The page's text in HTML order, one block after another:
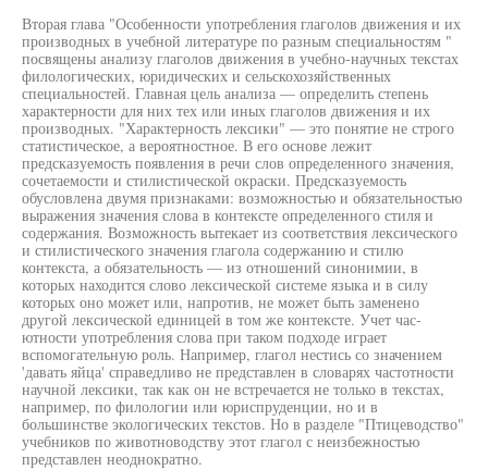
Вторая глава "Особенности употребления глаголов движения и их
производных в учебной литературе по разным специальностям "
посвящены анализу глаголов движения в учебно-научных текстах
филологических, юридических и сельскохозяйственных
специальностей. Главная цель анализа — определить степень
характерности для них тех или иных глаголов движения и их
производных. "Характерность лексики" — это понятие не строго
статистическое, а вероятностное. В его основе лежит
предсказуемость появления в речи слов определенного значения,
сочетаемости и стилистической окраски. Предсказуемость
обусловлена двумя признаками: возможностью и обязательностью
выражения значения слова в контексте определенного стиля и
содержания. Возможность вытекает из соответствия лексического
и стилистического значения глагола содержанию и стилю
контекста, а обязательность — из отношений синонимии, в
которых находится слово лексической системе языка и в силу
которых оно может или, напротив, не может быть заменено
другой лексической единицей в том же контексте. Учет час-
ютности употребления слова при таком подходе играет
вспомогательную роль. Например, глагол нестись со значением
'давать яйца' справедливо не представлен в словарях частотности
научной лексики, так как он не встречается не только в текстах,
например, по филологии или юриспруденции, но и в
большинстве экологических текстов. Но в разделе "Птицеводство"
учебников по животноводству этот глагол с неизбежностью
представлен неоднократно.